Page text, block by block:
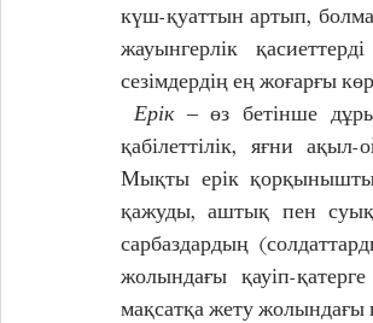
күш-қуаттын артып,
жауынгерлік
сезімдердің ең жоғарғы
Ерік ‒ өз бетінше
қабілеттілік, яғни
Мықты ерік
қажуды, аштық пен
сарбаздардың
жолындағы қауіп-
мақсатқа жету жолындағы